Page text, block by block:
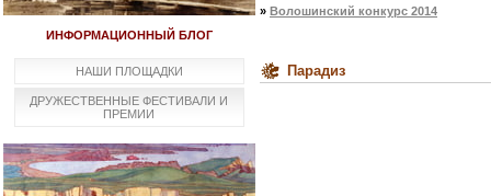
ИНФОРМАЦИОННЫЙ БЛОГ
НАШИ ПЛОЩАДКИ
ДРУЖЕСТВЕННЫЕ ФЕСТИВАЛИ И
ПРЕМИИ
» Волошинский конкурс 2014
Парадиз